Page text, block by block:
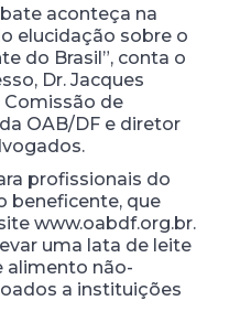
aconteça na
elucidação sobre o
do Brasil”, conta o
Dr. Jacques
Comissão de
OAB/DF e diretor
profissionais do
beneficente, que
www.oabdf.org.br.
uma lata de leite
alimento não-
a instituições